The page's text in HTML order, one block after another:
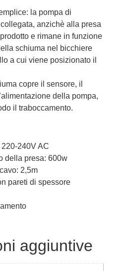
la pompa di
anzichè alla presa
e rimane in funzione
schiuma nel bicchiere
a cui viene posizionato il
copre il sensore, il
della pompa,
il traboccamento.
240V AC
della presa: 600w
2,5m
pareti di spessore
aggiuntive